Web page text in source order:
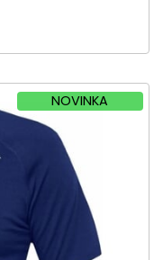
NOVINKA